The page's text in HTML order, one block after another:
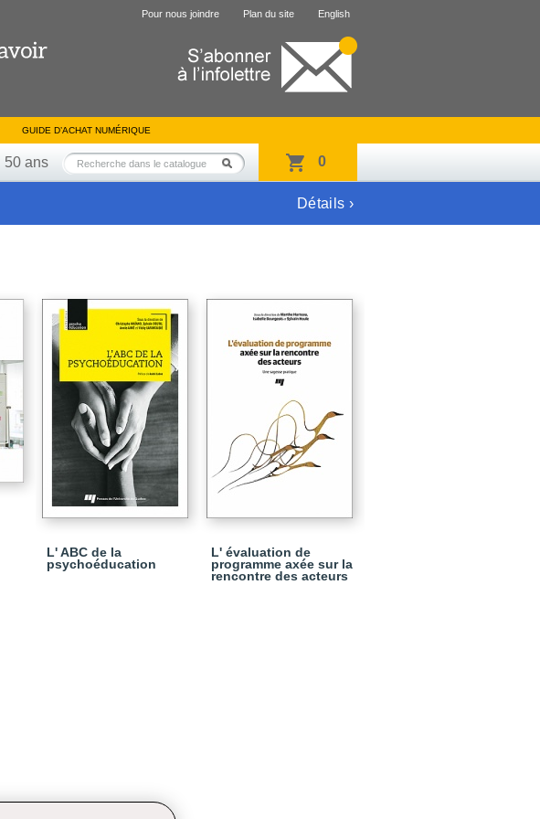
Pour nous joindre Plan du site English
GUIDE D’ACHAT NUMÉRIQUE
50 ans 0
Détails ›
L' ABC de la
psychoéducation
L' évaluation de
programme axée sur la
rencontre des acteurs